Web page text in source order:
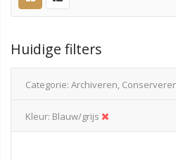
Huidige filters
Categorie Archiveren,
Kleur Blauw/grijs